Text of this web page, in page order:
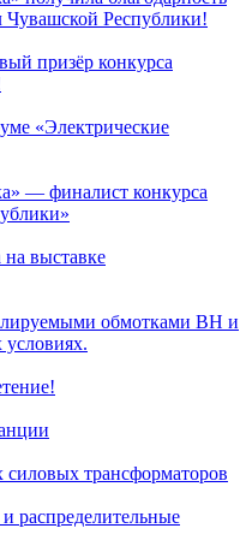
Чувашской Республики!
призёр конкурса
«Электрические
— финалист конкурса
выставке
обмотками ВН и
силовых трансформаторов
распределительные